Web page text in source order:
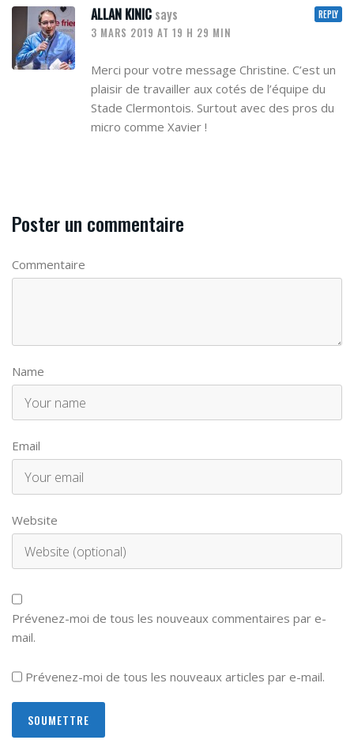
REPLY
ALLAN KINIC says
3 MARS 2019 AT 19 H 29 MIN
Merci pour votre message Christine. C’est un
plaisir de travailler aux cotés de l’équipe du
Stade Clermontois. Surtout avec des pros du
micro comme Xavier !
Poster un commentaire
Commentaire
Name
Email
Website
Prévenez-moi de tous les nouveaux commentaires par e-
mail.
Prévenez-moi de tous les nouveaux articles par e-mail.